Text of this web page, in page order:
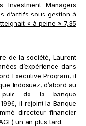
Investment Managers
d’actifs sous gestion à
« à peine » 7,35
de la société, Laurent
d’expérience dans
Executive Program, il
Indosuez, d’abord au
de la banque
il rejoint la Banque
directeur financier
un an plus tard.